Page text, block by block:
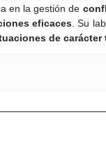
en la gestión de
eficaces . Su
de carácter